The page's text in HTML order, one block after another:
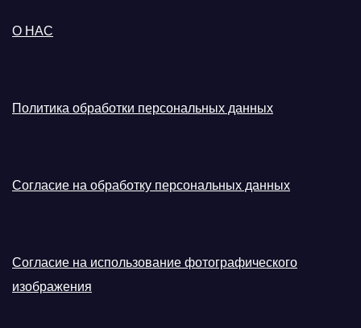
О НАС
Политика обработки персональных данных
Согласие на обработку персональных данных
Согласие на использование фотографического
изображения